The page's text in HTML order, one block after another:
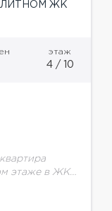
ЖК
этаж
4 / 10
этаже в ЖК
дома,